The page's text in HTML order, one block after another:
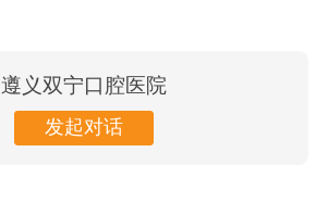
遵义双宁口腔医院
发起对话